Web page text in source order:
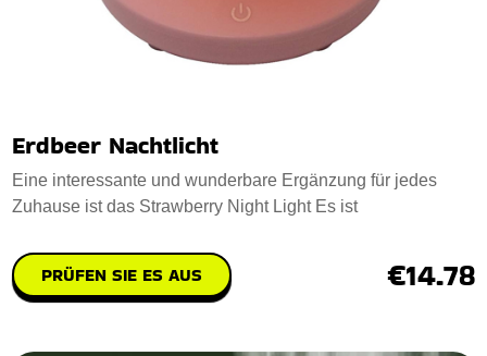
Erdbeer Nachtlicht
Eine interessante und wunderbare Ergänzung für jedes
Zuhause ist das Strawberry Night Light Es ist
PRÜFEN SIE ES AUS €14.78